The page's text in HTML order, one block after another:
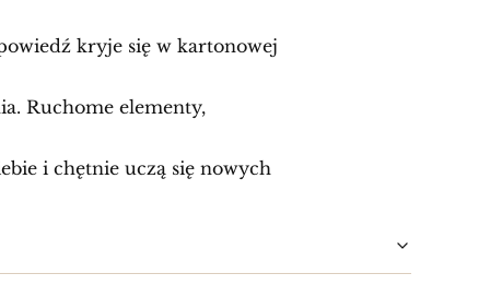
kryje się w kartonowej
Ruchome elementy,
i chętnie uczą się nowych